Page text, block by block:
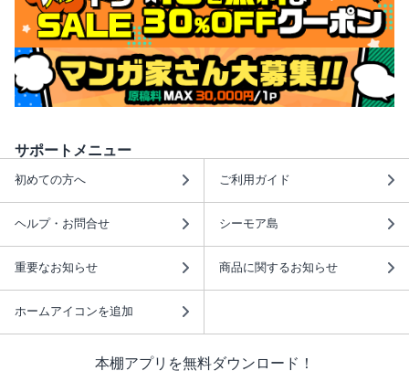
サポートメニュー
初めての方へ ご利用ガイド
ヘルプ・お問合せ シーモア島
重要なお知らせ 商品に関するお知らせ
ホームアイコンを追加
本棚アプリを無料ダウンロード！